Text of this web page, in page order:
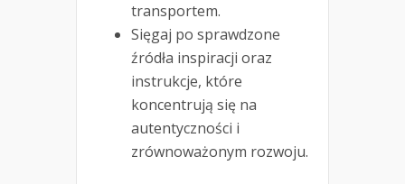
transportem.
Sięgaj po sprawdzone
źródła inspiracji oraz
instrukcje, które
koncentrują się na
autentyczności i
zrównoważonym rozwoju.